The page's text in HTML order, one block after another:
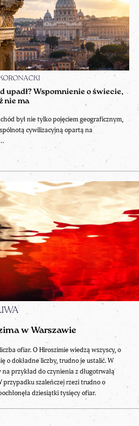
upadł? Wspomnienie o świecie,
nie ma
był nie tylko pojęciem geograficznym,
cywilizacyjną opartą na
w Warszawie
ofiar. O Hiroszimie wiedzą wszyscy, o
o dokładne liczby, trudno je ustalić. W
przykład do czynienia z długotrwałą
przypadku szaleńczej rzezi trudno o
dziesiątki tysięcy ofiar.